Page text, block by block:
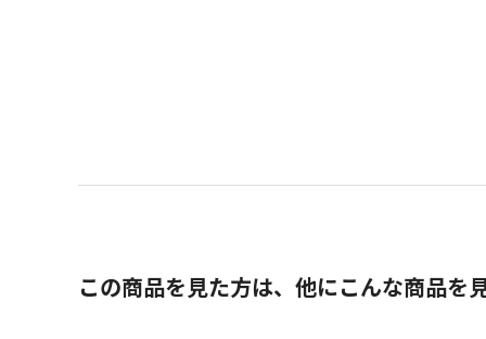
この商品を見た方は、他にこんな商品を